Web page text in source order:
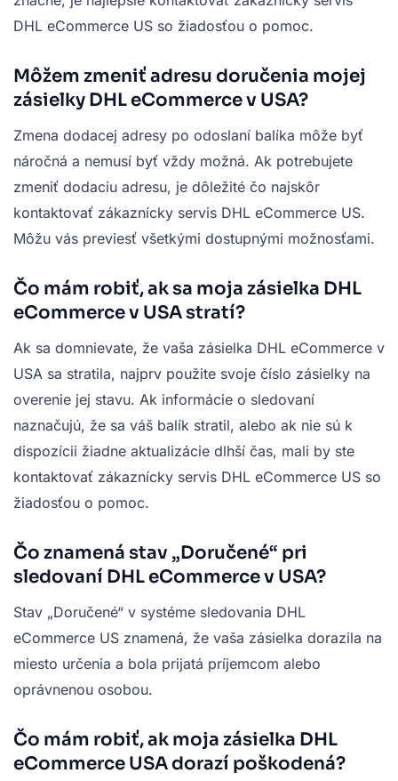
DHL eCommerce US so žiadosťou o pomoc.
Môžem zmeniť adresu doručenia mojej
zásielky DHL eCommerce v USA?
Zmena dodacej adresy po odoslaní balíka môže byť
náročná a nemusí byť vždy možná. Ak potrebujete
zmeniť dodaciu adresu, je dôležité čo najskôr
kontaktovať zákaznícky servis DHL eCommerce US.
Môžu vás previesť všetkými dostupnými možnosťami.
Čo mám robiť, ak sa moja zásielka DHL
eCommerce v USA stratí?
Ak sa domnievate, že vaša zásielka DHL eCommerce v
USA sa stratila, najprv použite svoje číslo zásielky na
overenie jej stavu. Ak informácie o sledovaní
naznačujú, že sa váš balík stratil, alebo ak nie sú k
dispozícii žiadne aktualizácie dlhší čas, mali by ste
kontaktovať zákaznícky servis DHL eCommerce US so
žiadosťou o pomoc.
Čo znamená stav „Doručené“ pri
sledovaní DHL eCommerce v USA?
Stav „Doručené“ v systéme sledovania DHL
eCommerce US znamená, že vaša zásielka dorazila na
miesto určenia a bola prijatá príjemcom alebo
oprávnenou osobou.
Čo mám robiť, ak moja zásielka DHL
eCommerce USA dorazí poškodená?